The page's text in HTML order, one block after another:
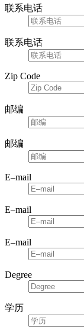
联系电话
联系电话
Zip Code
邮编
邮编
E–mail
E–mail
E–mail
Degree
学历